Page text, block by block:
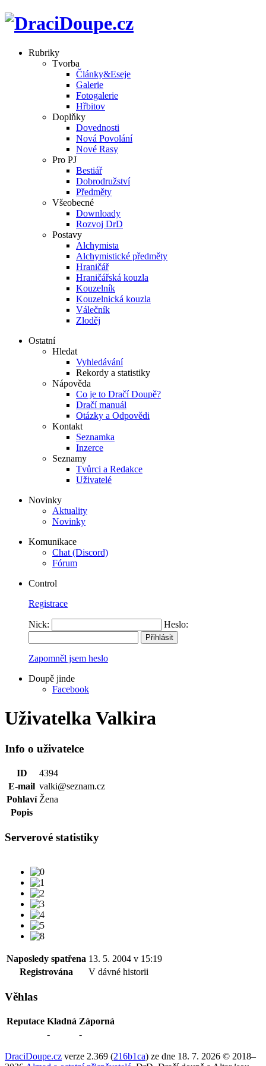
Rubriky
Tvorba
Články&Eseje
Galerie
Fotogalerie
Hřbitov
Doplňky
Dovednosti
Nová Povolání
Nové Rasy
Pro PJ
Bestiář
Dobrodružství
Předměty
Všeobecné
Downloady
Rozvoj DrD
Postavy
Alchymista
Alchymistické předměty
Hraničář
Hraničářská kouzla
Kouzelník
Kouzelnická kouzla
Válečník
Zloděj
Ostatní
Hledat
Vyhledávání
Rekordy a statistiky
Nápověda
Co je to Dračí Doupě?
Dračí manuál
Otázky a Odpovědi
Kontakt
Seznamka
Inzerce
Seznamy
Tvůrci a Redakce
Uživatelé
Novinky
Aktuality
Novinky
Komunikace
Chat (Discord)
Fórum
Control
Registrace
Nick: Heslo:
Zapomněl jsem heslo
Doupě jinde
Facebook
Uživatelka Valkira
Info o uživatelce
ID
4394
E-mail valki@seznam.cz
Pohlaví Žena
Popis
Serverové statistiky
Naposledy spatřena 13. 5. 2004 v 15:19
Registrována
V dávné historii
Věhlas
Reputace Kladná Záporná
-
-
DraciDoupe.cz verze 2.369 (216b1ca) ze dne 18. 7. 2026 © 2018–